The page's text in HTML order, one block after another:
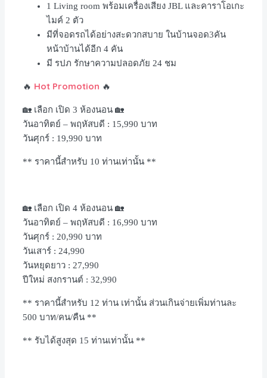
1 Living room พร้อมเครื่องเสียง JBL และคาราโอเกะ
ไมค์ 2 ตัว
มีที่จอดรถได้อย่างสะดวกสบาย ในบ้านจอด3คัน
หน้าบ้านได้อีก 4 คัน
มี รปภ รักษาความปลอดภัย 24 ชม
🔥 Hot Promotion 🔥
🏡 เลือก เปิด 3 ห้องนอน 🏡
วันอาทิตย์ – พฤหัสบดี : 15,990 บาท
วันศุกร์ : 19,990 บาท
** ราคานี้สำหรับ 10 ท่านเท่านั้น **
🏡 เลือก เปิด 4 ห้องนอน 🏡
วันอาทิตย์ – พฤหัสบดี : 16,990 บาท
วันศุกร์ : 20,990 บาท
วันเสาร์ : 24,990
วันหยุดยาว : 27,990
ปีใหม่ สงกรานต์ : 32,990
** ราคานี้สำหรับ 12 ท่าน เท่านั้น ส่วนเกินจ่ายเพิ่มท่านละ
500 บาท/คน/คืน **
** รับได้สูงสุด 15 ท่านเท่านั้น **